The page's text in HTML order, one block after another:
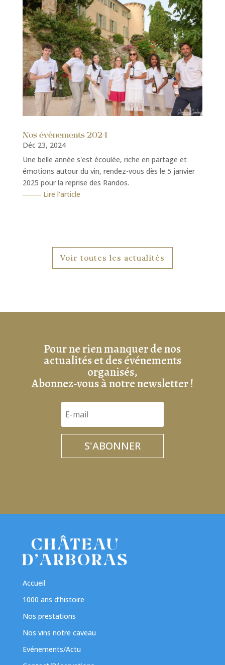
Nos évènements 2024
Déc 23, 2024
Une belle année s'est écoulée, riche en partage et
émotions autour du vin, rendez-vous dès le 5 janvier
2025 pour la reprise des Randos.
Lire l'article
Voir toutes les actualités
Pour ne rien manquer de nos
actualités et des événements
organisés,
Abonnez-vous à notre newsletter !
S'ABONNER
Accueil
1000 ans d’histoire
Nos prestations
Nos vins notre caveau
Evénements/Actu